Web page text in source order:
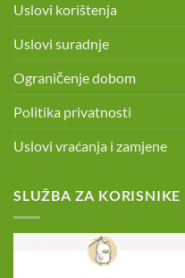
Uslovi korištenja
Uslovi suradnje
Ograničenje dobom
Politika privatnosti
Uslovi vraćanja i zamjene
SLUŽBA ZA KORISNIKE